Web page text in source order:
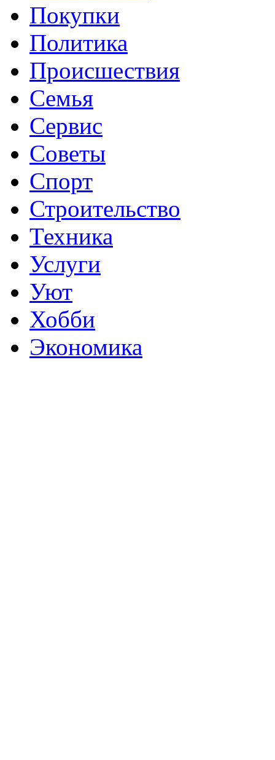
Покупки
Политика
Происшествия
Семья
Сервис
Советы
Спорт
Строительство
Техника
Услуги
Уют
Хобби
Экономика